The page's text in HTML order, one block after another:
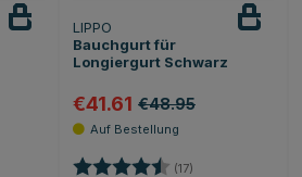
LIPPO
Bauchgurt für
Longiergurt Schwarz
€41.61 €48.95
Bewertung: (17)